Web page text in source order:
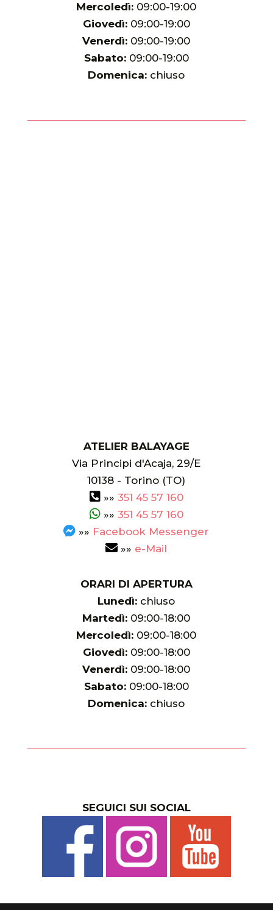
Mercoledì: 09:00-19:00
Giovedì:09:00-19:00
Venerdì: 09:00-19:00
Sabato:09:00-19:00
Domenica: chiuso
ATELIER BALAYAGE
Via Principi d'Acaja, 29/E
10138 - Torino (TO)
»» 351 45 57 160
»» 351 45 57 160
»» Facebook Messenger
»» e-Mail
ORARI DI APERTURA
Lunedì: chiuso
Martedì: 09:00-18:00
Mercoledì: 09:00-18:00
Giovedì:09:00-18:00
Venerdì: 09:00-18:00
Sabato:09:00-18:00
Domenica: chiuso
SEGUICI SUI SOCIAL